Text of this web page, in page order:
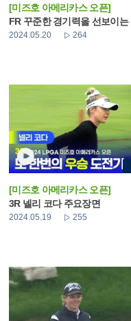
[미즈호 아메리카스 오픈]
FR 꾸준한 경기력을 선보이는
2024.05.20 264
[미즈호 아메리카스 오픈]
3R 넬리 코다 주요장면
2024.05.19 255